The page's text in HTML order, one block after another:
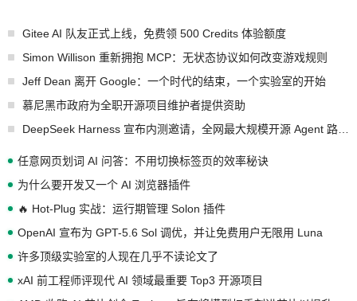
Gitee AI 队友正式上线，免费领 500 Credits 体验额度
Simon Willison 重新拥抱 MCP：无状态协议如何改变游戏规则
Jeff Dean 离开 Google：一个时代的结束，一个实验室的开始
慕尼黑市政府为全职开源项目维护者提供资助
任意网页划词 AI 问答：不用切换标签页的效率秘诀
为什么要开发又一个 AI 浏览器插件
🔥 Hot-Plug 实战：运行期管理 Solon 插件
OpenAI 宣布为 GPT-5.6 Sol 调优，并让免费用户无限用 Luna
许多顶级实验室的人现在几乎不读论文了
xAI 前工程师评现代 AI 领域最重要 Top3 开源项目